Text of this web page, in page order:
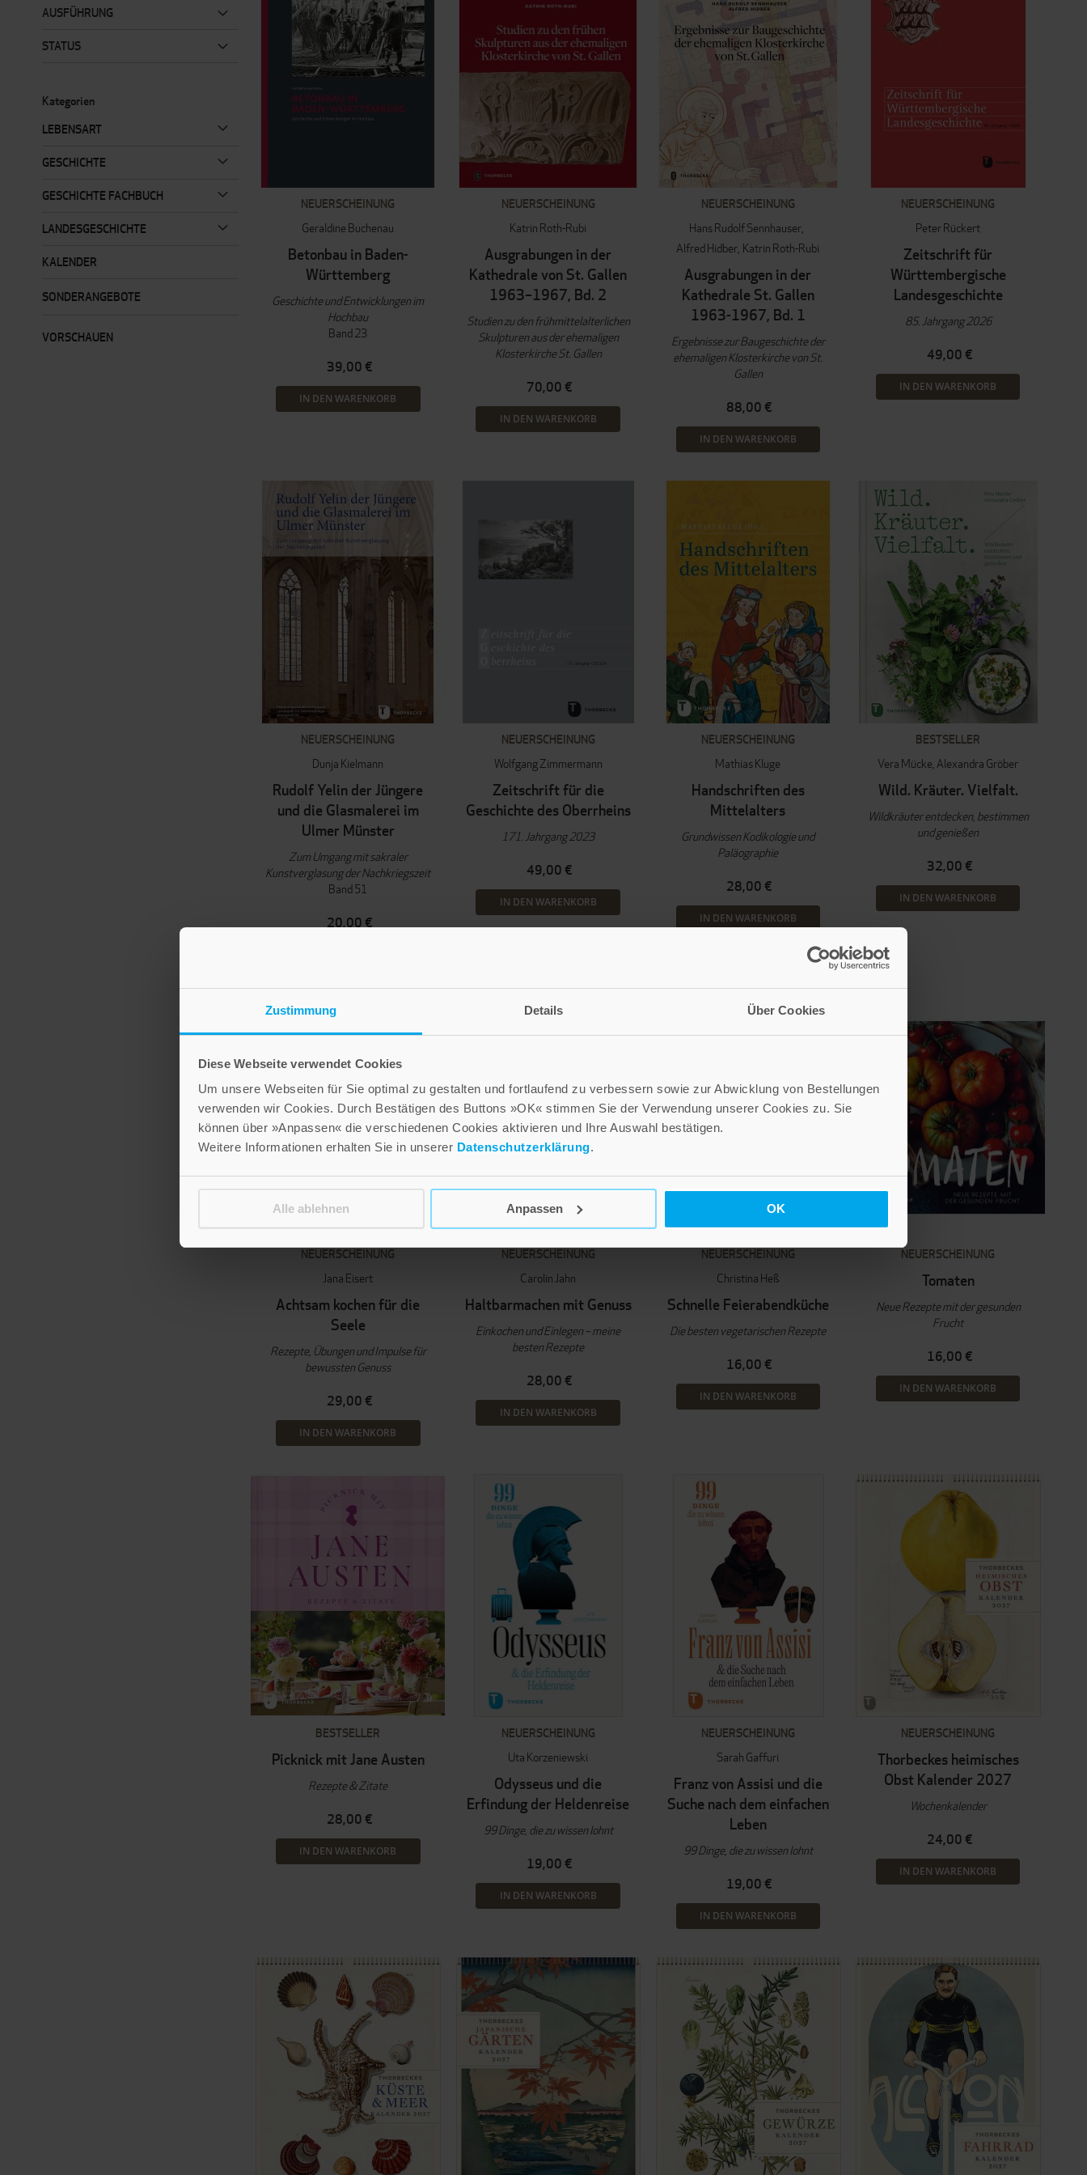
Zustimmung Details Über Cookies
Diese Webseite verwendet Cookies
Um unsere Webseiten für Sie optimal zu gestalten und fortlaufend zu verbessern sowie zur Abwicklung von Bestellungen
verwenden wir Cookies. Durch Bestätigen des Buttons »OK« stimmen Sie der Verwendung unserer Cookies zu. Sie
können über »Anpassen« die verschiedenen Cookies aktivieren und Ihre Auswahl bestätigen.
Weitere Informationen erhalten Sie in unserer Datenschutzerklärung.
Alle ablehnen Anpassen OK
NEUERSCHEINUNG
Geraldine Buchenau
Betonbau in Baden-
Württemberg
Geschichte und Entwicklungen im
Hochbau
Band 23
39,00 €
IN DEN WARENKORB
NEUERSCHEINUNG
Katrin Roth-Rubi
Ausgrabungen in der
Kathedrale von St. Gallen
1963–1967, Bd. 2
Studien zu den frühmittelalterlichen
Skulpturen aus der ehemaligen
Klosterkirche St. Gallen
70,00 €
IN DEN WARENKORB
NEUERSCHEINUNG
Hans Rudolf Sennhauser
Alfred Hidber Katrin Roth-Rubi
Ausgrabungen in der
Kathedrale St. Gallen
1963-1967, Bd. 1
Ergebnisse zur Baugeschichte der
ehemaligen Klosterkirche von St.
Gallen
88,00 €
IN DEN WARENKORB
NEUERSCHEINUNG
Peter Rückert
Zeitschrift für
Württembergische
Landesgeschichte
85. Jahrgang 2026
49,00 €
IN DEN WARENKORB
NEUERSCHEINUNG
Dunja Kielmann
Rudolf Yelin der Jüngere
und die Glasmalerei im
Ulmer Münster
Zum Umgang mit sakraler
Kunstverglasung der Nachkriegszeit
Band 51
20,00 €
NEUERSCHEINUNG
Wolfgang Zimmermann
Zeitschrift für die
Geschichte des Oberrheins
171. Jahrgang 2023
49,00 €
IN DEN WARENKORB
NEUERSCHEINUNG
Mathias Kluge
Handschriften des
Mittelalters
Grundwissen Kodikologie und
Paläographie
28,00 €
IN DEN WARENKORB
BESTSELLER
Vera Mücke Alexandra Gröber
Wild. Kräuter. Vielfalt.
Wildkräuter entdecken, bestimmen
und genießen
32,00 €
IN DEN WARENKORB
NEUERSCHEINUNG
Jana Eisert
Achtsam kochen für die
Seele
Rezepte, Übungen und Impulse für
bewussten Genuss
29,00 €
IN DEN WARENKORB
NEUERSCHEINUNG
Carolin Jahn
Haltbarmachen mit Genuss
Einkochen und Einlegen – meine
besten Rezepte
28,00 €
IN DEN WARENKORB
NEUERSCHEINUNG
Christina Heß
Schnelle Feierabendküche
Die besten vegetarischen Rezepte
16,00 €
IN DEN WARENKORB
NEUERSCHEINUNG
Tomaten
Neue Rezepte mit der gesunden
Frucht
16,00 €
IN DEN WARENKORB
BESTSELLER
Picknick mit Jane Austen
Rezepte & Zitate
28,00 €
IN DEN WARENKORB
NEUERSCHEINUNG
Uta Korzeniewski
Odysseus und die
Erfindung der Heldenreise
99 Dinge, die zu wissen lohnt
19,00 €
IN DEN WARENKORB
NEUERSCHEINUNG
Sarah Gaffuri
Franz von Assisi und die
Suche nach dem einfachen
Leben
99 Dinge, die zu wissen lohnt
19,00 €
IN DEN WARENKORB
NEUERSCHEINUNG
Thorbeckes heimisches
Obst Kalender 2027
Wochenkalender
24,00 €
IN DEN WARENKORB
AUSFÜHRUNG
STATUS
Kategorien
LEBENSART
GESCHICHTE
GESCHICHTE FACHBUCH
LANDESGESCHICHTE
KALENDER
SONDERANGEBOTE
VORSCHAUEN